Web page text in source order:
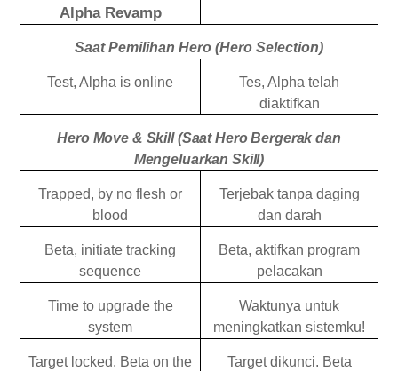
Alpha Revamp
Saat Pemilihan Hero (Hero Selection)
Test, Alpha is online
Tes, Alpha telah
diaktifkan
Hero Move & Skill (Saat Hero Bergerak dan
Mengeluarkan Skill)
Trapped, by no flesh or
blood
Terjebak tanpa daging
dan darah
Beta, initiate tracking
sequence
Beta, aktifkan program
pelacakan
Time to upgrade the
system
Waktunya untuk
meningkatkan sistemku!
Target locked. Beta on the
Target dikunci. Beta